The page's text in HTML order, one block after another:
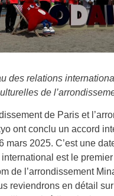
des relations
de
de Paris et
ont conclu un accord
mars 2025. C’est une
est le
de l’arrondissement
reviendrons en détail